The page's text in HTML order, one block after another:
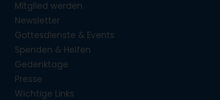
Mitglied werden
Newsletter
Gottesdienste & Events
Spenden & Helfen
Gedenktage
Presse
Wichtige Links